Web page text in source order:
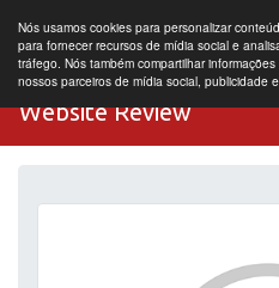
Nós usamos cookies para personalizar
para fornecer recursos de mídia social e
tráfego. Nós também compartilhar
nossos parceiros de mídia social, publicidade
Website Review